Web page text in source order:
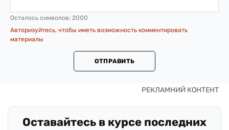
Осталось символов: 2000
Авторизуйтесь, чтобы иметь возможность комментировать
материалы
ОТПРАВИТЬ
Оставайтесь в курсе последних